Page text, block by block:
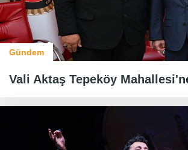
Gündem
Vali Aktaş Tepeköy